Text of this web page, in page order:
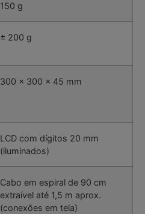
150 g
± 200 g
300 x 300 x 45 mm
LCD com dígitos 20 mm
(iluminados)
Cabo em espiral de 90 cm
extraível até 1,5 m aprox.
(conexões em tela)